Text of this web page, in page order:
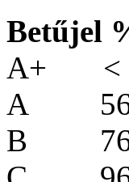
Betűjel
A+
<
A
B